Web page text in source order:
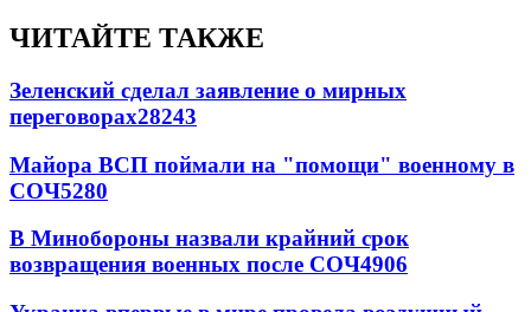
ЧИТАЙТЕ ТАКЖЕ
Зеленский сделал заявление о мирных
переговорах28243
Майора ВСП поймали на "помощи" военному в
СОЧ5280
В Минобороны назвали крайний срок
возвращения военных после СОЧ4906